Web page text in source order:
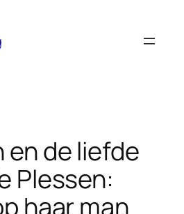
en de liefde
Plessen:
haar man